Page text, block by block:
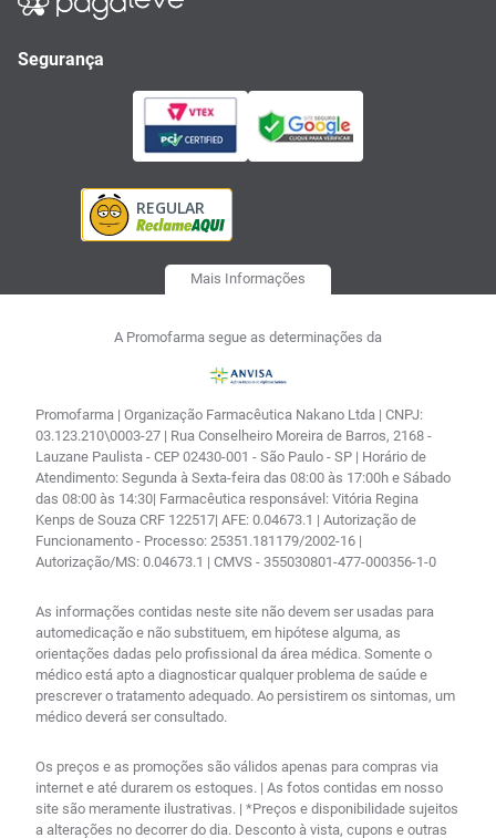
Segurança
Mais Informações
A Promofarma segue as determinações da
Promofarma | Organização Farmacêutica Nakano Ltda | CNPJ:
03.123.210\0003-27 | Rua Conselheiro Moreira de Barros, 2168 -
Lauzane Paulista - CEP 02430-001 - São Paulo - SP | Horário de
Atendimento: Segunda à Sexta-feira das 08:00 às 17:00h e Sábado
das 08:00 às 14:30| Farmacêutica responsável: Vitória Regina
Kenps de Souza CRF 122517| AFE: 0.04673.1 | Autorização de
Funcionamento - Processo: 25351.181179/2002-16 |
Autorização/MS: 0.04673.1 | CMVS - 355030801-477-000356-1-0
As informações contidas neste site não devem ser usadas para
automedicação e não substituem, em hipótese alguma, as
orientações dadas pelo profissional da área médica. Somente o
médico está apto a diagnosticar qualquer problema de saúde e
prescrever o tratamento adequado. Ao persistirem os sintomas, um
médico deverá ser consultado.
Os preços e as promoções são válidos apenas para compras via
internet e até durarem os estoques. | As fotos contidas em nosso
site são meramente ilustrativas. | *Preços e disponibilidade sujeitos
a alterações no decorrer do dia. Desconto à vista, cupons e outras